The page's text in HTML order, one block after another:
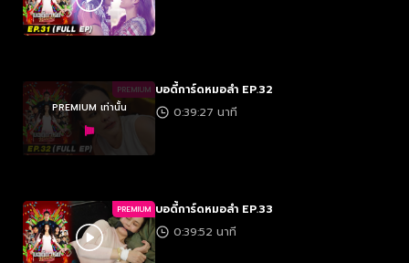
PREMIUM
PREMIUM เท่านั้น
บอดี้การ์ดหมอลำ EP.32
0:39:27 นาที
PREMIUM บอดี้การ์ดหมอลำ EP.33
0:39:52 นาที